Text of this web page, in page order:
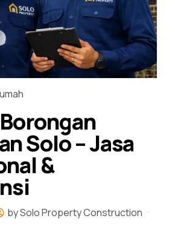
Solo – Jasa
&
by Solo Property Construction